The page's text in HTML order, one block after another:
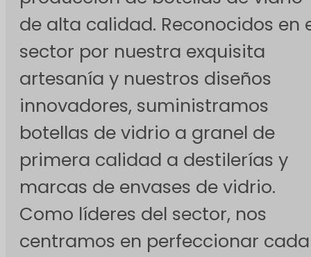
de alta calidad. Reconocidos en
sector por nuestra exquisita
artesanía y nuestros diseños
innovadores, suministramos
botellas de vidrio a granel de
primera calidad a destilerías y
marcas de envases de vidrio.
Como líderes del sector, nos
centramos en perfeccionar cada